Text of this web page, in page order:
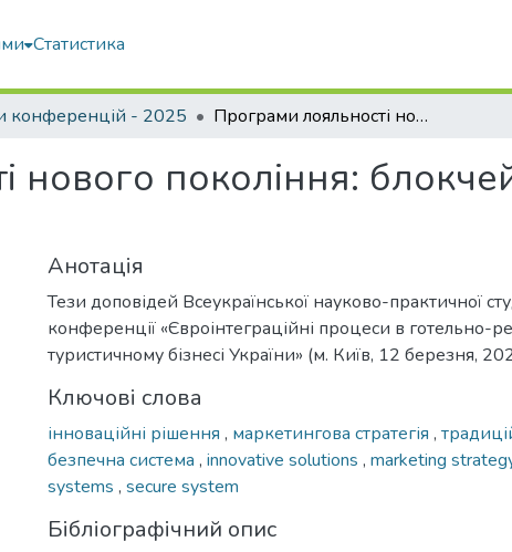
Статистика
конференцій - 2025 Програми лояльності нового покоління: блокчейн NFT, гейміфікація
нового покоління:
Анотація
Тези доповідей Всеукраїнської науково-практичної
конференції «Євроінтеграційні процеси в готельно-
туристичному бізнесі України» (м. Київ, 12 березня,
Ключові слова
інноваційні рішення , маркетингова стратегія ,
безпечна система , innovative solutions , marketing
systems , secure system
Бібліографічний опис